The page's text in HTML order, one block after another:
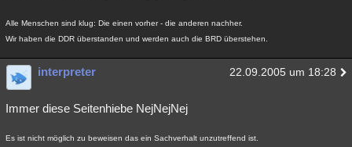
Alle Menschen sind klug: Die einen vorher - die anderen nachher.
Wir haben die DDR überstanden und werden auch die BRD überstehen.
interpreter 22.09.2005 um 18:28
Immer diese Seitenhiebe NejNejNej
Es ist nicht möglich zu beweisen das ein Sachverhalt unzutreffend ist.